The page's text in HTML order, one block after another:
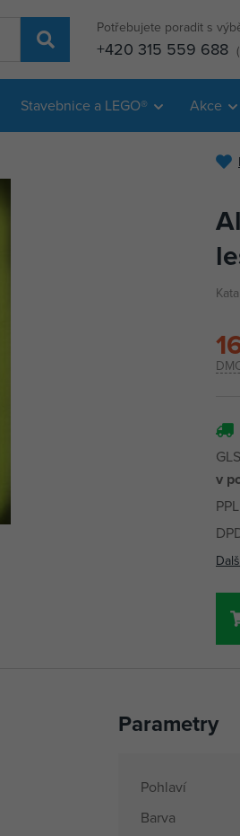
Potřebujete poradit s
+420 315 559 688
Stavebnice a LEGO® Akce
v
PPL
Parametry
Pohlaví
Barva